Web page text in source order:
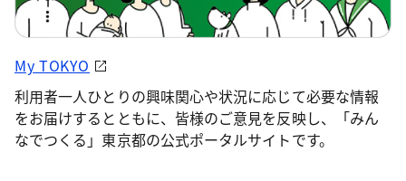
My TOKYO
利用者一人ひとりの興味関心や状況に応じて必要な情報
をお届けするとともに、皆様のご意見を反映し、「みん
なでつくる」東京都の公式ポータルサイトです。